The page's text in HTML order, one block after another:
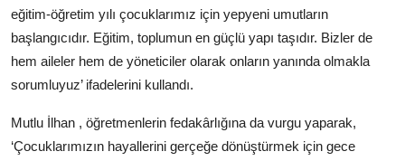
eğitim-öğretim yılı çocuklarımız için yepyeni umutların
başlangıcıdır. Eğitim, toplumun en güçlü yapı taşıdır. Bizler de
hem aileler hem de yöneticiler olarak onların yanında olmakla
sorumluyuz’ ifadelerini kullandı.
Mutlu İlhan , öğretmenlerin fedakârlığına da vurgu yaparak,
‘Çocuklarımızın hayallerini gerçeğe dönüştürmek için gece